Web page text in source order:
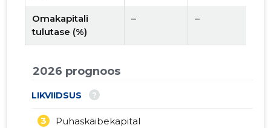
Omakapitali
tulutase (%)
– –
2026 prognoos
LIKVIIDSUS ?
Puhaskäibekapital
3